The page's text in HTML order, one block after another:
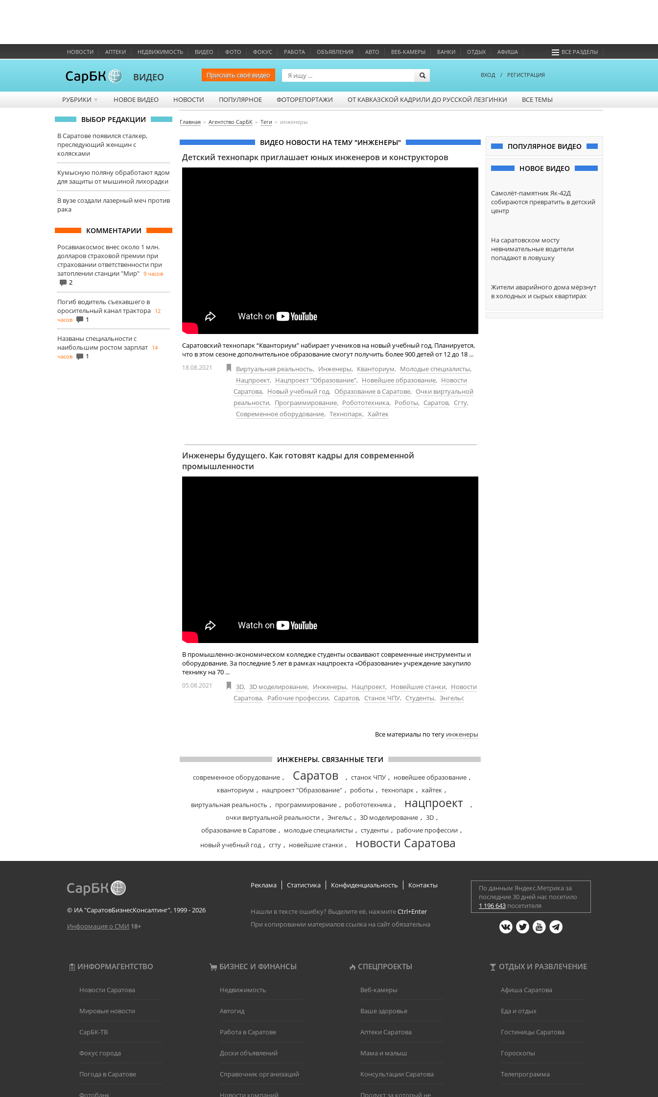
НОВОСТИ АПТЕКИ НЕДВИЖИМОСТЬ ВИДЕО ФОТО ФОКУС РАБОТА ОБЪЯВЛЕНИЯ АВТО ВЕБ-КАМЕРЫ БАНКИ ОТДЫХ АФИША ВСЕ РАЗДЕЛЫ
ВИДЕО Прислать своё видео ВХОД / РЕГИСТРАЦИЯ
РУБРИКИ ▼ НОВОЕ ВИДЕО НОВОСТИ ПОПУЛЯРНОЕ ФОТОРЕПОРТАЖИ ОТ КАВКАЗСКОЙ КАДРИЛИ ДО РУССКОЙ ЛЕЗГИНКИ ВСЕ ТЕМЫ
ВЫБОР РЕДАКЦИИ
В Саратове появился сталкер,
преследующий женщин с
колясками
Кумысную поляну обработают ядом
для защиты от мышиной лихорадки
В вузе создали лазерный меч против
рака
КОММЕНТАРИИ
Росавиакосмос внес около 1 млн.
долларов страховой премии при
страховании ответственности при
затоплении станции "Мир" 9 часов
2
Погиб водитель съехавшего в
оросительный канал трактора 12
часов
1
Названы специальности с
наибольшим ростом зарплат 14
часов
1
Главная Агентство СарБК Теги инженеры
ВИДЕО НОВОСТИ НА ТЕМУ "ИНЖЕНЕРЫ"
Детский технопарк приглашает юных инженеров и конструкторов
Саратовский технопарк “Кванториум” набирает учеников на новый учебный год. Планируется,
что в этом сезоне дополнительное образование смогут получить более 900 детей от 12 до 18 ...
18.08.2021 Виртуальная реальность, Инженеры, Кванториум, Молодые специалисты,
Нацпроект, Нацпроект "Образование", Новейшее образование, Новости
Саратова, Новый учебный год, Образование в Саратове, Очки виртуальной
реальности, Программирование, Робототехника, Роботы, Саратов, Сгту,
Современное оборудование, Технопарк, Хайтек
Инженеры будущего. Как готовят кадры для современной
промышленности
В промышленно-экономическом колледже студенты осваивают современные инструменты и
оборудование. За последние 5 лет в рамках нацпроекта «Образование» учреждение закупило
технику на 70 ...
05.08.2021 3D, 3D моделирование, Инженеры, Нацпроект, Новейшие станки, Новости
Саратова, Рабочие профессии, Саратов, Станок ЧПУ, Студенты, Энгельс
Все материалы по тегу инженеры
ИНЖЕНЕРЫ. СВЯЗАННЫЕ ТЕГИ
современное оборудование , Саратов , станок ЧПУ , новейшее образование ,
кванториум , нацпроект "Образование" , роботы , технопарк , хайтек ,
виртуальная реальность , программирование , робототехника , нацпроект
,
очки виртуальной реальности , Энгельс , 3D моделирование , 3D ,
образование в Саратове , молодые специалисты , студенты , рабочие профессии ,
новый учебный год , сгту , новейшие станки , новости Саратова
ПОПУЛЯРНОЕ ВИДЕО
НОВОЕ ВИДЕО
Самолёт-памятник Як-42Д
собираются превратить в детский
центр
На саратовском мосту
невнимательные водители
попадают в ловушку
Жители аварийного дома мёрзнут
в холодных и сырых квартирах
© ИА "СаратовБизнесКонсалтинг", 1999 - 2026
Информация о СМИ 18+
Реклама Статистика Конфиденциальность Контакты
Нашли в тексте ошибку? Выделите её, нажмитеCtrl+Enter
При копировании материалов ссылка на сайт обязательна
По данным Яндекс.Метрика за
последние 30 дней нас посетило
1 196 643 посетителя
ИНФОРМАГЕНТСТВО БИЗНЕС И ФИНАНСЫ СПЕЦПРОЕКТЫ ОТДЫХ И РАЗВЛЕЧЕНИЕ
Новости Саратова
Мировые новости
СарБК-ТВ
Фокус города
Погода в Саратове
Недвижимость
Автогид
Работа в Саратове
Доски объявлений
Справочник организаций
Веб-камеры
Ваше здоровье
Аптеки Саратова
Мама и малыш
Консультации Саратова
Афиша Саратова
Еда и отдых
Гостиницы Саратова
Гороскопы
Телепрограмма